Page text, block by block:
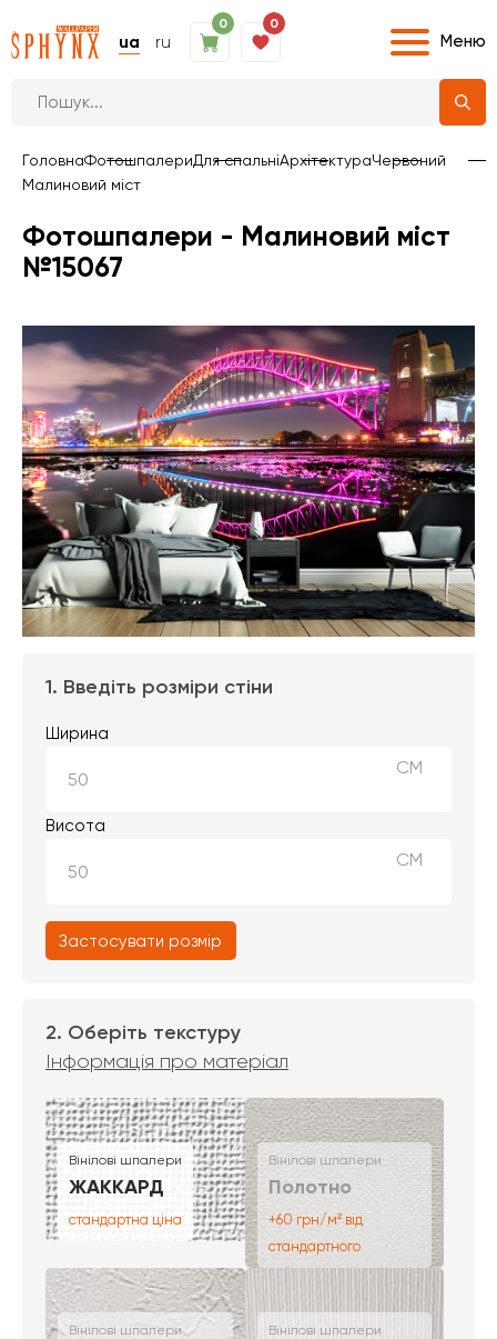
ua ru
0 0
Меню
ГоловнаФотошпалериДля спальніАрхітектураЧервоний
Малиновий міст
Фотошпалери - Малиновий міст
№15067
1. Введіть розміри стіни
Ширина
СМ
Висота
СМ
Застосувати розмір
2. Оберіть текстуру
Інформація про матеріал
Вінілові шпалери
ЖАККАРД
стандартна ціна
Вінілові шпалери
Полотно
+60 грн/м² від
стандартного
Вінілові шпалери Вінілові шпалери